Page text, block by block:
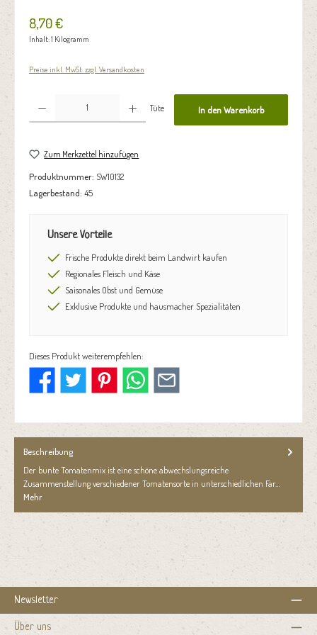
8,70 €
Inhalt:1 Kilogramm
Preise inkl. MwSt. zzgl. Versandkosten
Produkt Anzahl: Gib den gewünschten Wert ein oder benutze die Schaltflächen um die Anzahl zu erhöhen oder zu
Tüte In den Warenkorb
Zum Merkzettel hinzufügen
Produktnummer: SW10132
Lagerbestand: 45
Unsere Vorteile
Frische Produkte direkt beim Landwirt kaufen
Regionales Fleisch und Käse
Saisonales Obst und Gemüse
Exklusive Produkte und hausmacher Spezialitäten
Dieses Produkt weiterempfehlen:
Beschreibung
Der bunte Tomatenmix ist eine schöne abwechslungsreiche
Zusammenstellung verschiedener Tomatensorte in unterschiedlichen Far…
Mehr
Newsletter
Über uns